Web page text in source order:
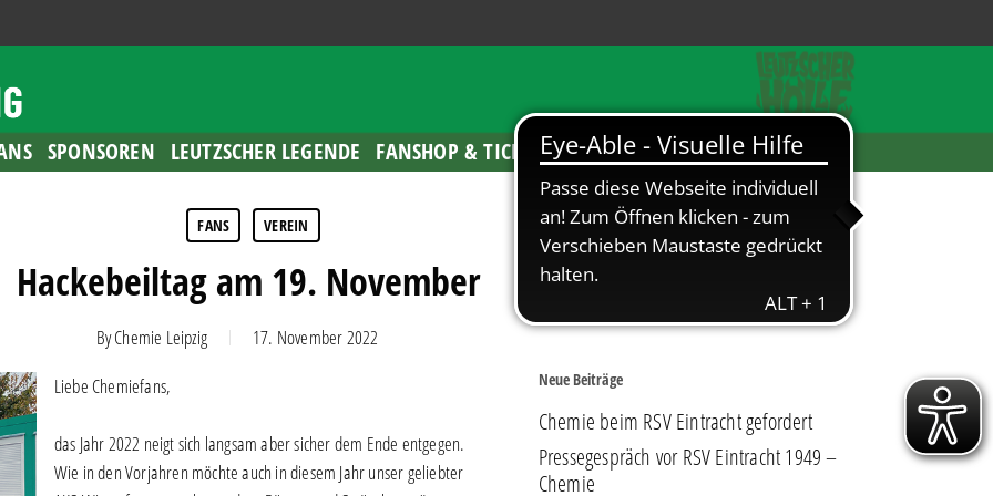
SPONSOREN LEUTZSCHER LEGENDE FANSHOP & TICKETS
FANS VEREIN
Hackebeiltag am 19. November
ByChemie Leipzig 17. November 2022
Liebe Chemiefans,
das Jahr 2022 neigt sich langsam aber sicher dem Ende entgegen.
Wie in den Vorjahren möchte auch in diesem Jahr unser geliebter
Neue Beiträge
Chemie beim RSV Eintracht gefordert
Pressegespräch vor RSV Eintracht 1949 –
Chemie